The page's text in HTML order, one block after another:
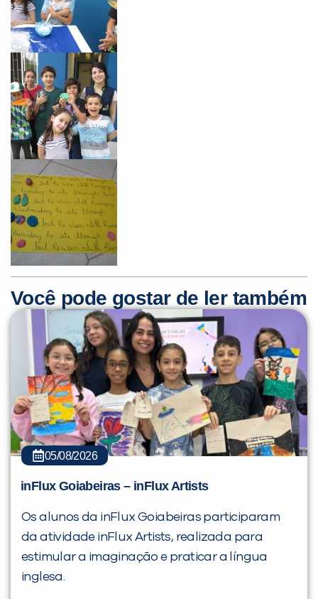
Você pode gostar de ler também
05/08/2026
inFlux Goiabeiras – inFlux Artists
Os alunos da inFlux Goiabeiras participaram
da atividade inFlux Artists, realizada para
estimular a imaginação e praticar a língua
inglesa.